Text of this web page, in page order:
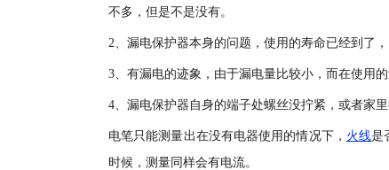
不多，但是不是没有。
2、漏电保护器本身的问题，使用的寿命已经到了
3、有漏电的迹象，由于漏电量比较小，而在使用
4、漏电保护器自身的端子处螺丝没拧紧，或者家
电笔只能测量出在没有电器使用的情况下， 火线是
时候，测量同样会有电流。